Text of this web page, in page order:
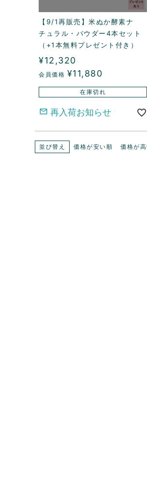
【9/1再販売】米ぬか酵素ナ
チュラル・パウダー4本セット
（+1本無料プレゼント付き）
¥12,320
¥11,880
在庫切れ
再入荷お知らせ
並び替え 価格が安い順 価格が